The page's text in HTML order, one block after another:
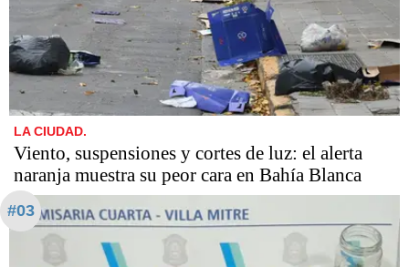
LA CIUDAD.
Viento, suspensiones y cortes de luz: el alerta
naranja muestra su peor cara en Bahía Blanca
#03